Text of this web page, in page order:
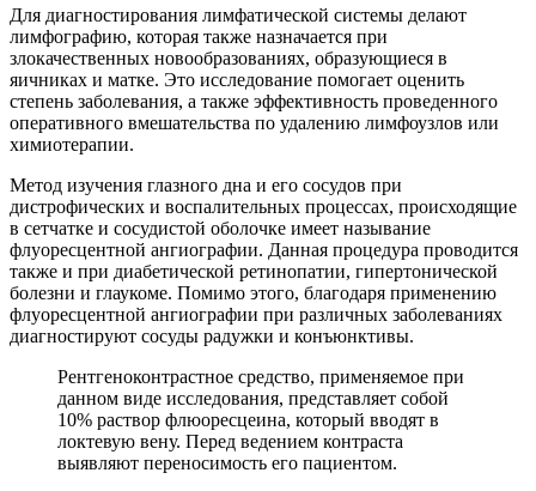
Для диагностирования лимфатической системы делают
лимфографию, которая также назначается при
злокачественных новообразованиях, образующиеся в
яичниках и матке. Это исследование помогает оценить
степень заболевания, а также эффективность проведенного
оперативного вмешательства по удалению лимфоузлов или
химиотерапии.
Метод изучения глазного дна и его сосудов при
дистрофических и воспалительных процессах, происходящие
в сетчатке и сосудистой оболочке имеет называние
флуоресцентной ангиографии. Данная процедура проводится
также и при диабетической ретинопатии, гипертонической
болезни и глаукоме. Помимо этого, благодаря применению
флуоресцентной ангиографии при различных заболеваниях
диагностируют сосуды радужки и конъюнктивы.
Рентгеноконтрастное средство, применяемое при
данном виде исследования, представляет собой
10% раствор флюоресцеина, который вводят в
локтевую вену. Перед ведением контраста
выявляют переносимость его пациентом.